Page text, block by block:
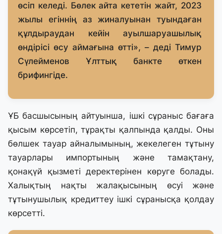
өсіп келеді. Бөлек айта кететін жайт, 2023
жылы егіннің аз жиналуынан туындаған
құлдыраудан кейін ауылшаруашылық
өндірісі өсу аймағына өтті», – деді Тимур
Сүлейменов Ұлттық банкте өткен
брифингіде.
ҰБ басшысының айтуынша, ішкі сұраныс бағаға
қысым көрсетіп, тұрақты қалпында қалды. Оны
бөлшек тауар айналымының, жекелеген тұтыну
тауарлары импортының және тамақтану,
қонақүй қызметі деректерінен көруге болады.
Халықтың нақты жалақысының өсуі және
тұтынушылық кредиттеу ішкі сұранысқа қолдау
көрсетті.